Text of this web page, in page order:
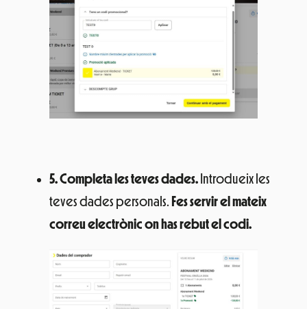
5. Completa les teves dades. Introdueix les
teves dades personals. Fes servir el mateix
correu electrònic on has rebut el codi.